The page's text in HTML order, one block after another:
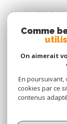
Mentions légales
Cookies
© 2026 | Tous
Comme
On aimerait
En poursuivant,
cookies par ce
contenus